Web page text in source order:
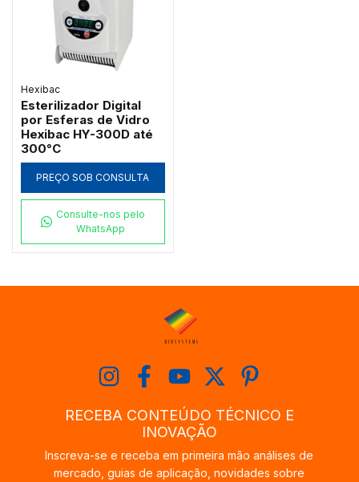
Hexibac
Esterilizador Digital
por Esferas de Vidro
Hexibac HY-300D até
300°C
PREÇO SOB CONSULTA
Consulte-nos pelo
WhatsApp
RECEBA CONTEÚDO TÉCNICO E
INOVAÇÃO
Inscreva-se e receba em primeira mão análises de
mercado, guias de aplicação, novidades sobre